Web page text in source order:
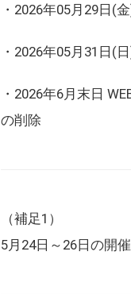
・2026年05月29日(
・2026年05月31日(
・2026年6月末日
の削除
（補足1）
5月24日～26日の開